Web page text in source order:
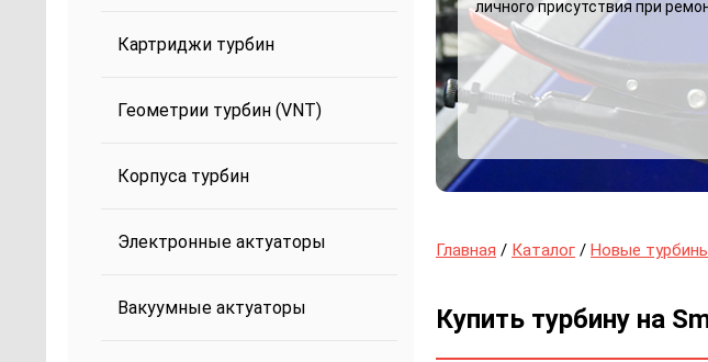
Картриджи турбин
Геометрии турбин (VNT)
Корпуса турбин
Электронные актуаторы
Вакуумные актуаторы
личного присутствия при
1 дня. Ремонт клапана
применением токарной
соблюдением номинальных
Главная / Каталог / Новые
Купить турбину на